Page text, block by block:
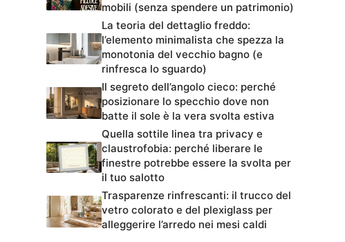
mobili (senza spendere un patrimonio)
La teoria del dettaglio freddo:
l’elemento minimalista che spezza la
monotonia del vecchio bagno (e
rinfresca lo sguardo)
Il segreto dell’angolo cieco: perché
posizionare lo specchio dove non
batte il sole è la vera svolta estiva
Quella sottile linea tra privacy e
claustrofobia: perché liberare le
finestre potrebbe essere la svolta per
il tuo salotto
Trasparenze rinfrescanti: il trucco del
vetro colorato e del plexiglass per
alleggerire l’arredo nei mesi caldi